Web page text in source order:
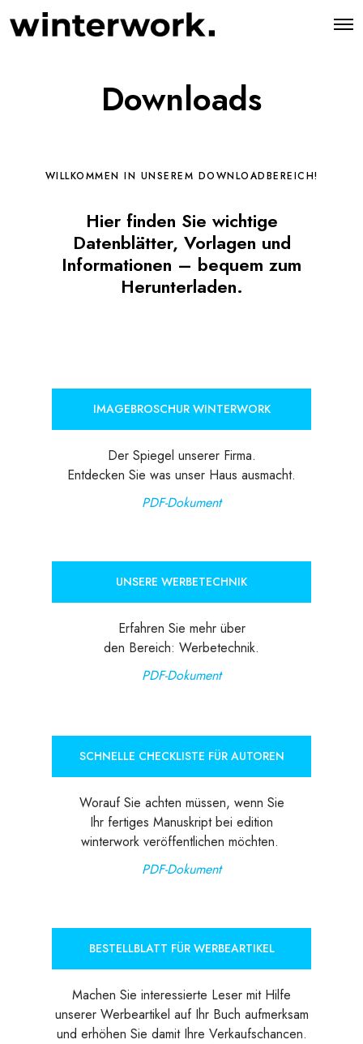
O
Downloads
WILLKOMMEN IN UNSEREM DOWNLOADBEREICH!
Hier finden Sie wichtige
Datenblätter, Vorlagen und
Informationen – bequem zum
Herunterladen.
IMAGEBROSCHUR WINTERWORK
Der Spiegel unserer Firma.
Entdecken Sie was unser Haus ausmacht.
PDF-Dokument
UNSERE WERBETECHNIK
Erfahren Sie mehr über
den Bereich: Werbetechnik.
PDF-Dokument
SCHNELLE CHECKLISTE FÜR AUTOREN
Worauf Sie achten müssen, wenn Sie
Ihr fertiges Manuskript bei edition
winterwork veröffentlichen möchten.
PDF-Dokument
BESTELLBLATT FÜR WERBEARTIKEL
Machen Sie interessierte Leser mit Hilfe
unserer Werbeartikel auf Ihr Buch aufmerksam
und erhöhen Sie damit Ihre Verkaufschancen.